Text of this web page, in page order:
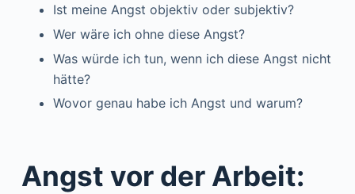
Ist meine Angst objektiv oder subjektiv?
Wer wäre ich ohne diese Angst?
Was würde ich tun, wenn ich diese Angst nicht
hätte?
Wovor genau habe ich Angst und warum?
Angst vor der Arbeit: